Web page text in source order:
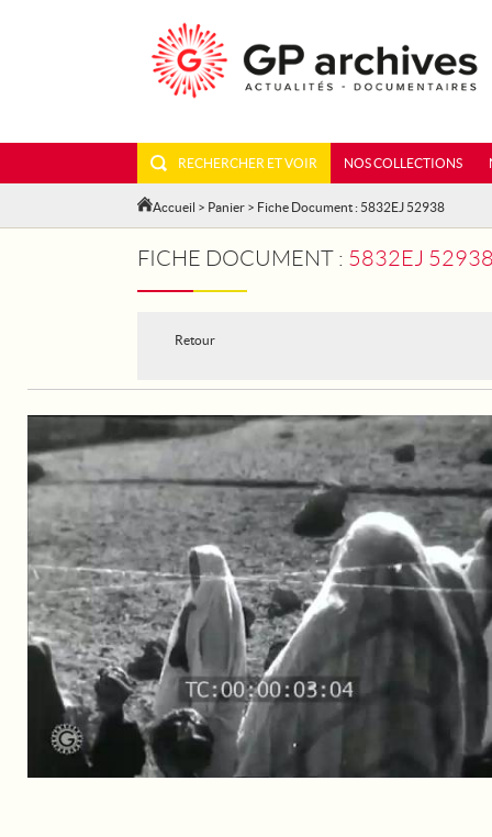
RECHERCHER ET VOIR NOS COLLECTIONS
Accueil > Panier > Fiche Document : 5832EJ 52938
FICHE DOCUMENT : 5832EJ 52938 -
Retour